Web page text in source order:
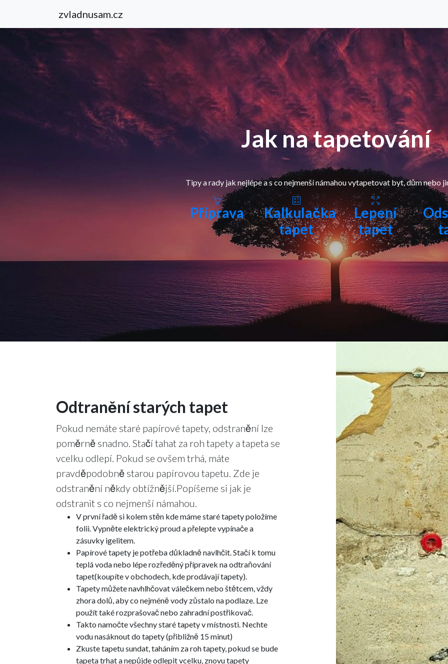
zvladnusam.cz
Jak na tapetování
Tipy a rady jak nejlépe a s co nejmenší námahou vytapetovat byt, dům nebo
Příprava
Kalkulačka
tapet
Lepení
tapet
Odtranění starých tapet
Pokud nemáte staré papírové tapety, odstranění lze
poměrně snadno. Stačí tahat za roh tapety a tapeta se
vcelku odlepí. Pokud se ovšem trhá, máte
pravděpodobně starou papírovou tapetu. Zde je
odstranění někdy obtížnější.Popíšeme si jak je
odstranit s co nejmenší námahou.
V první řadě si kolem stěn kde máme staré tapety položíme
folii. Vypněte elektrický proud a přelepte vypínače a
zásuvky igelitem.
Papírové tapety je potřeba důkladně navlhčit. Stačí k tomu
teplá voda nebo lépe rozředěný přípravek na odtraňování
tapet(koupíte v obchodech, kde prodávají tapety).
Tapety můžete navhlhčovat válečkem nebo štětcem, vždy
zhora dolů, aby co nejméně vody zůstalo na podlaze. Lze
použít také rozprašovač nebo zahradní postřikovač.
Takto namočte všechny staré tapety v místnosti. Nechte
vodu nasáknout do tapety (přibližně 15 minut)
Zkuste tapetu sundat, taháním za roh tapety, pokud se bude
tapeta trhat a nepůjde odlepit vcelku, znovu tapety